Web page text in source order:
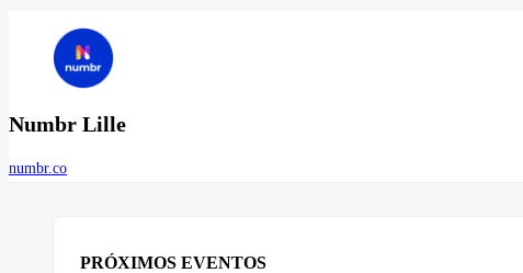
Numbr Lille
numbr.co
PRÓXIMOS EVENTOS